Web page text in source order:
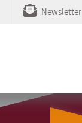
Newsletter